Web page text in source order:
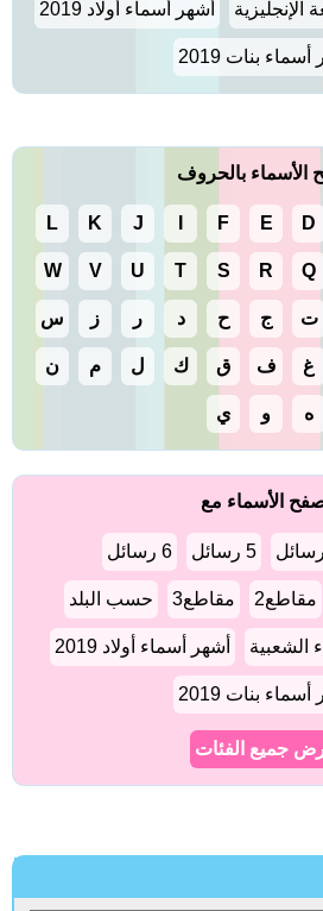
الإنجليزية أشهر أسماء أولاد 2019
أسماء بنات 2019
الأسماء بالحروف
D
E
F
J
K
L
Q
R
S
T
U
V
W
ت ج ح د ر ز س
غ ف ق ك ل م ن
ه و ي
الأسماء مع
5 رسائل 6 رسائل
مقاطع2 مقاطع3 حسب البلد
الشعبية أشهر أسماء أولاد 2019
أسماء بنات 2019
جميع الفئات